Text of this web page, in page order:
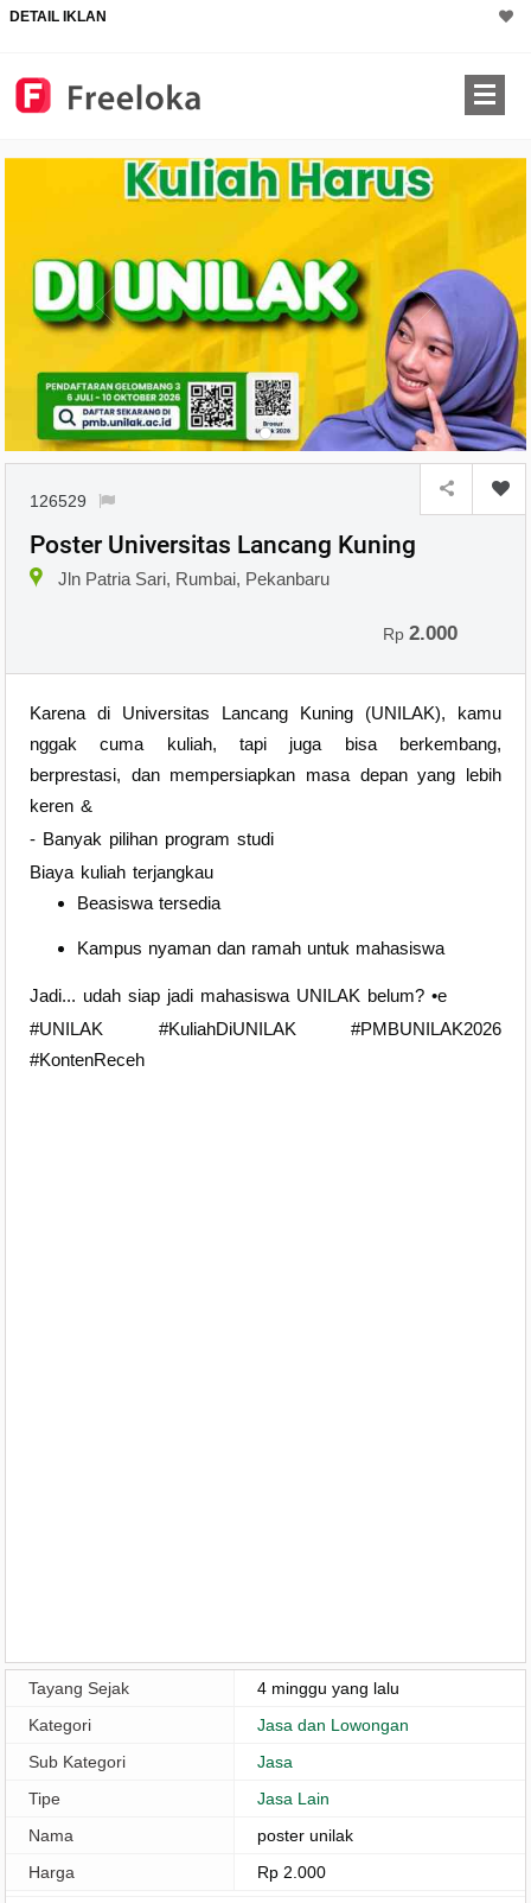
DETAIL IKLAN
126529
Poster Universitas Lancang Kuning
Jln Patria Sari, Rumbai, Pekanbaru
Rp2.000
Karena di Universitas Lancang Kuning (UNILAK), kamu
nggak cuma kuliah, tapi juga bisa berkembang,
berprestasi, dan mempersiapkan masa depan yang lebih
keren &
- Banyak pilihan program studi
Biaya kuliah terjangkau
Beasiswa tersedia
Kampus nyaman dan ramah untuk mahasiswa
Jadi... udah siap jadi mahasiswa UNILAK belum? •e
#UNILAK #KuliahDiUNILAK #PMBUNILAK2026
#KontenReceh
Tayang Sejak
4 minggu yang lalu
Kategori
Jasa dan Lowongan
Sub Kategori
Jasa
Tipe
Jasa Lain
Nama
poster unilak
Harga
Rp 2.000